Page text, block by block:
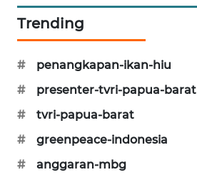
Trending
#
penangkapan-ikan-hiu
#
presenter-tvri-papua-barat
#
tvri-papua-barat
#
greenpeace-indonesia
#
anggaran-mbg
KRT
KARING
NEWS
JURNAL
MARITIM